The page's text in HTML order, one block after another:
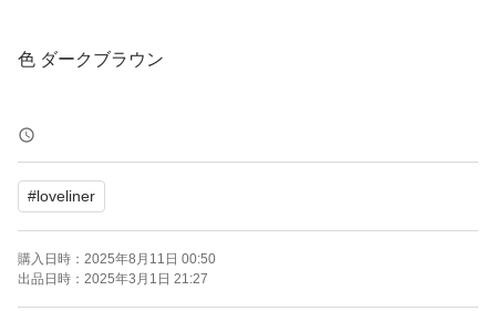
色 ダークブラウン
未開封 未使用
2個セット
失敗しないアイライナー
Wプルーフでにじまない
#loveliner
購入日時： 2025年8月11日 00:50
出品日時： 2025年3月1日 21:27